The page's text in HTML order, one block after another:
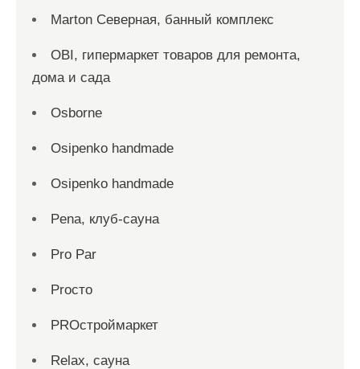
Marton Северная, банный комплекс
OBI, гипермаркет товаров для ремонта,
дома и сада
Osborne
Osipenko handmade
Osipenko handmade
Pena, клуб-сауна
Pro Par
Proсто
PROстроймаркет
Relax, сауна